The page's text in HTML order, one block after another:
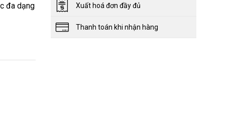
đa dạng
Xuất hoá đơn đầy đủ
Thanh toán khi nhận hàng